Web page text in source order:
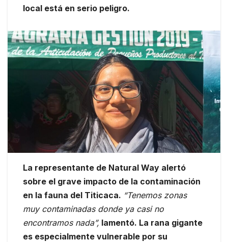
local está en serio peligro.
La representante de Natural Way alertó
sobre el grave impacto de la contaminación
en la fauna del Titicaca. “Tenemos zonas
muy contaminadas donde ya casi no
encontramos nada”, lamentó. La rana gigante
es especialmente vulnerable por su